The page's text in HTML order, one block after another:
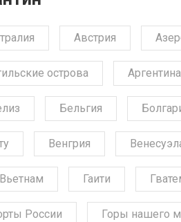
Австрия
острова Аргентина
Бельгия
Венгрия
Вьетнам Гаити
России Горы нашего